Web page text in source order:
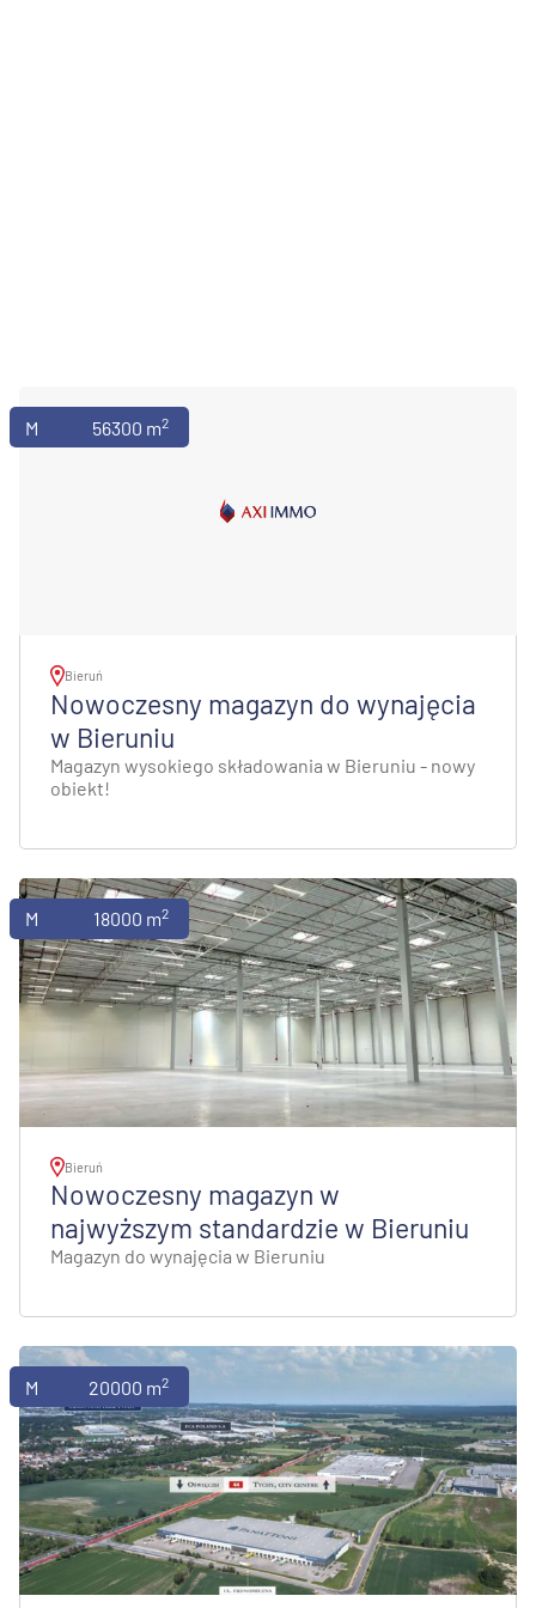
Magazyny56300 m2
Bieruń
Nowoczesny magazyn do wynajęcia
w Bieruniu
Magazyn wysokiego składowania w Bieruniu - nowy
obiekt!
Magazyny18000 m2
Bieruń
Nowoczesny magazyn w
najwyższym standardzie w Bieruniu
Magazyn do wynajęcia w Bieruniu
Magazyny20000 m2